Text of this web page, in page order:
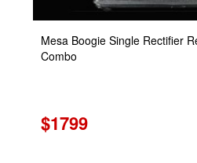
Mesa Boogie Single Rectifier
Combo
$1799